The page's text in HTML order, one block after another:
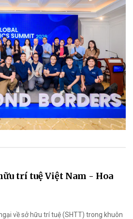
trí tuệ Việt Nam - Hoa
về sở hữu trí tuệ (SHTT) trong khuôn